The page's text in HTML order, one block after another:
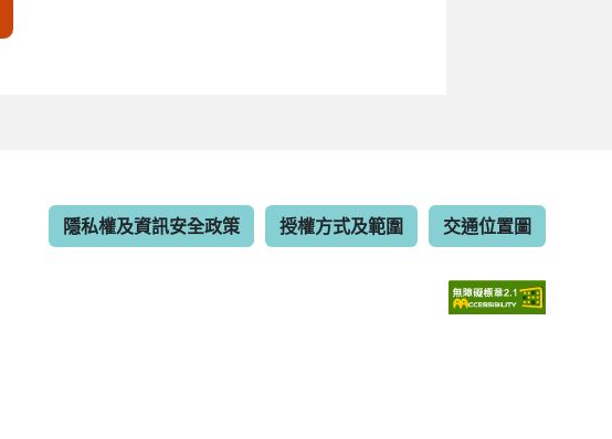
隱私權及資訊安全政策 授權方式及範圍 交通位置圖